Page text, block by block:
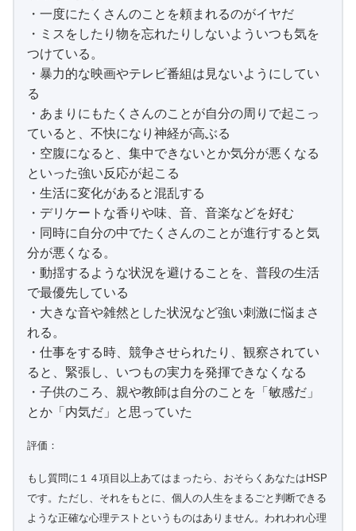
・一度にたくさんのことを頼まれるのがイヤだ
・ミスをしたり物を忘れたりしないよういつも気を
つけている。
・暴力的な映画やテレビ番組は見ないようにしてい
る
・あまりにもたくさんのことが自分の周りで起こっ
ていると、不快になり神経が高ぶる
・空腹になると、集中できないとか気分が悪くなる
といった強い反応が起こる
・生活に変化があると混乱する
・デリケートな香りや味、音、音楽などを好む
・同時に自分の中でたくさんのことが進行すると気
分が悪くなる。
・動揺するような状況を避けることを、普段の生活
で最優先している
・大きな音や雑然とした状況など強い刺激に悩まさ
れる。
・仕事をする時、競争させられたり、観察されてい
ると、緊張し、いつもの実力を発揮できなくなる
・子供のころ、親や教師は自分のことを「敏感だ」
とか「内気だ」と思っていた
評価：
もし質問に１４項目以上あてはまったら、おそらくあなたはHSP
です。ただし、それをもとに、個人の人生をまるごと判断できる
ような正確な心理テストというものはありません。われわれ心理